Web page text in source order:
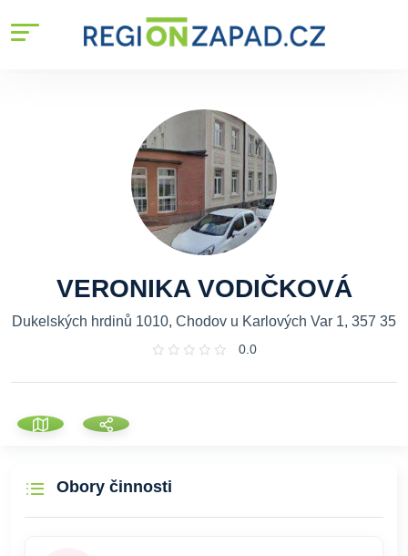
VERONIKA VODIČKOVÁ
Dukelských hrdinů 1010, Chodov u Karlových Var 1, 357 35
0.0
Obory činnosti